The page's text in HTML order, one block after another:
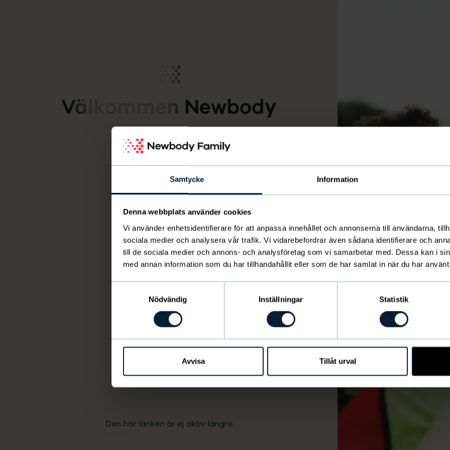
Samtycke Information
Denna webbplats använder cookies
Vi använder enhetsidentifierare för att anpassa innehållet och annonserna till användarna,
sociala medier och analysera vår trafik. Vi vidarebefordrar även sådana identifierare och
till de sociala medier och annons- och analysföretag som vi samarbetar med. Dessa kan i
med annan information som du har tillhandahållit eller som de har samlat in när du har
Nödvändig
Inställningar Statistik
Avvisa Tillåt urval
Välkommen Newbody
Den här länken är ej aktiv längre